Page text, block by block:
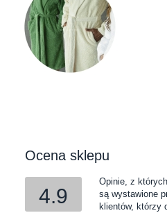
Ocena sklepu
4.9
Opinie, z
są wystawione
klientów, którzy